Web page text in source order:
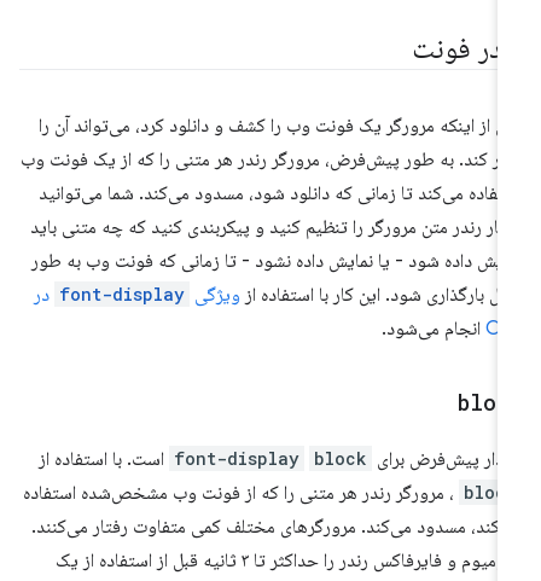
فونت
از اینکه مرورگر یک فونت وب را کشف و دانلود کرد، می‌تواند آن را
کند. به طور پیش‌فرض، مرورگر رندر هر متنی را که از یک فونت وب
می‌کند تا زمانی که دانلود شود، مسدود می‌کند. شما می‌توانید
رندر متن مرورگر را تنظیم کنید و پیکربندی کنید که چه متنی باید
داده شود - یا نمایش داده نشود - تا زمانی که فونت وب به طور
بارگذاری شود. این کار با استفاده ازویژگی font-display در
انجام می‌شود.
پیش‌فرض برای font-display block است. با استفاده از
، مرورگر رندر هر متنی را که از فونت وب مشخص‌شده استفاده
مسدود می‌کند. مرورگرهای مختلف کمی متفاوت رفتار می‌کنند.
کرومیوم و فایرفاکس رندر را حداکثر تا ۳ ثانیه قبل از استفاده از یک